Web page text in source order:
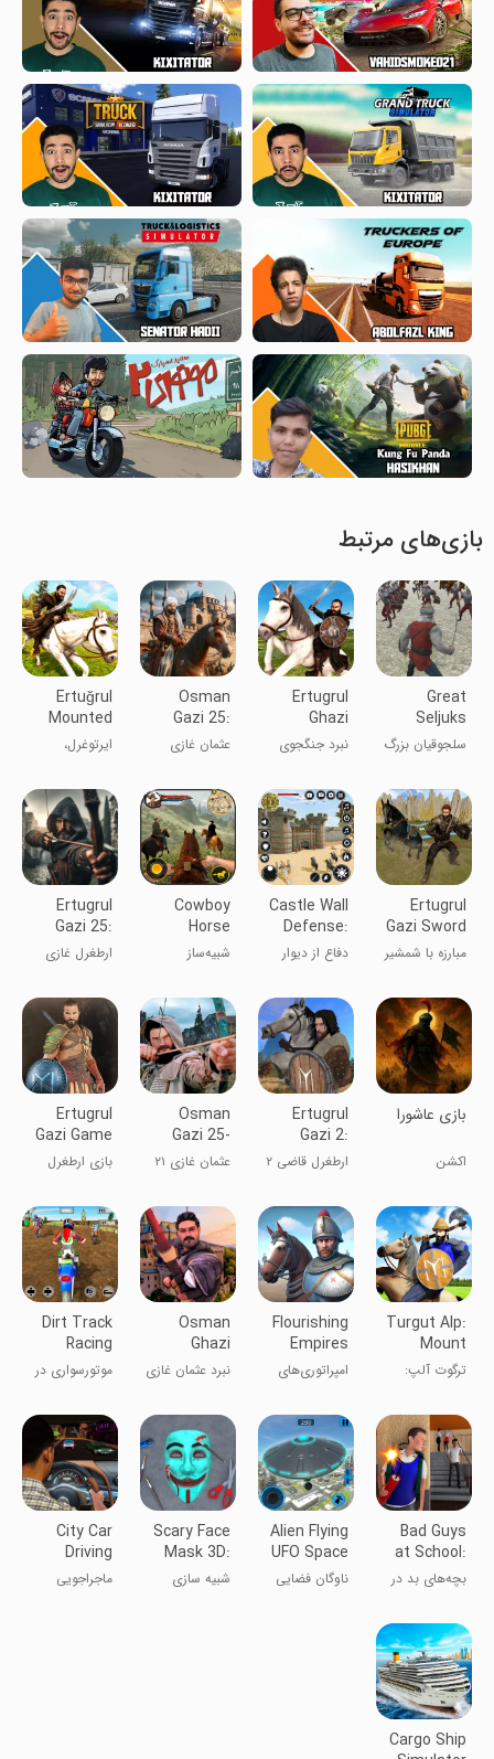
بازی‌های مرتبط
Great
Seljuks
Sultan
AlpArslan
سلجوقیان بزرگ
ارسلان
Ertugrul
Ghazi
Battle
Warrior
نبرد جنگجوی
Osman
Gazi 25:
Sword
Fighting
عثمان غازی
Ertuğrul
Mounted
Horse
Warrior
ایرتوغرل،
بر اسب
Ertugrul
Gazi Sword
Fighting
مبارزه با شمشیر
Castle Wall
Defense:
War Games
دفاع از دیوار
جنگی
Cowboy
Horse
Riding
Simulation :
west
شبیه‌ساز
تفنگ غرب
وحشی
Ertugrul
Gazi 25:
Sword
Games
ارطغرل غازی
شمشیری
‏‏بازی عاشورا
اکشن
Ertugrul
Gazi 2:
Sword
Fighter
ارطغرل قاضی ۲
Osman
Gazi 25-
Fighting
Games
عثمان غازی ۲۱
Ertugrul
Gazi Game
Osman
Ghazi
بازی ارطغرل
غازی
Turgut Alp:
Mount
Blade Game
ترگوت آلپ:
Flourishing
Empires
امپراتوری‌های
Osman
Ghazi
Battle
Warrior
نبرد عثمان غازی
Dirt Track
Racing
Moto Racer
موتورسواری در
خاکی
Bad Guys
at School:
Bad Boy 3D
بچه‌های بد در
۳D
Alien Flying
UFO Space
Ship
ناوگان فضایی
Scary Face
Mask 3D:
Pixel Art
شبیه سازی
City Car
Driving
Academy
Game
ماجراجویی
Cargo Ship